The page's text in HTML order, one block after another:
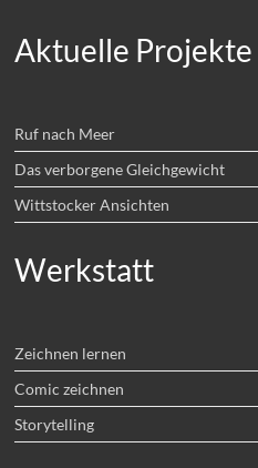
Aktuelle Projekte
Ruf nach Meer
Das verborgene Gleichgewicht
Wittstocker Ansichten
Werkstatt
Zeichnen lernen
Comic zeichnen
Storytelling